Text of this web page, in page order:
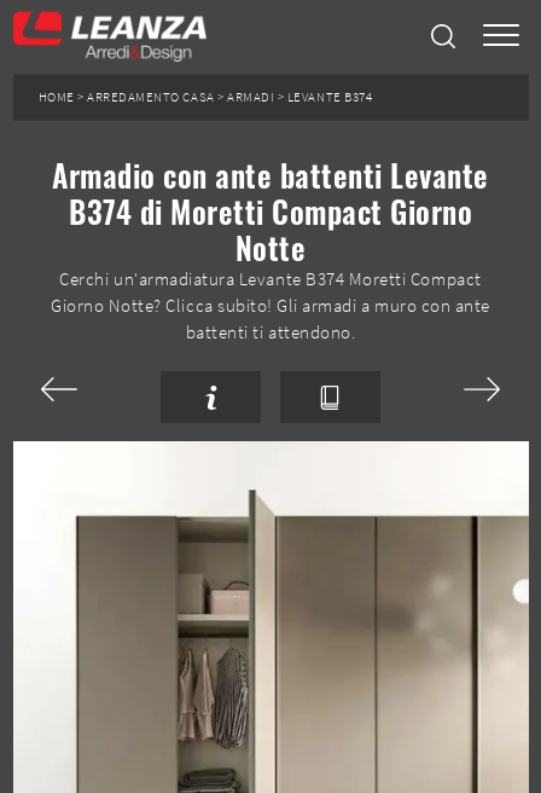
HOME >ARREDAMENTO CASA >ARMADI > LEVANTE B374
Armadio con ante battenti Levante
B374 di Moretti Compact Giorno
Notte
Cerchi un'armadiatura Levante B374 Moretti Compact
Giorno Notte? Clicca subito! Gli armadi a muro con ante
battenti ti attendono.